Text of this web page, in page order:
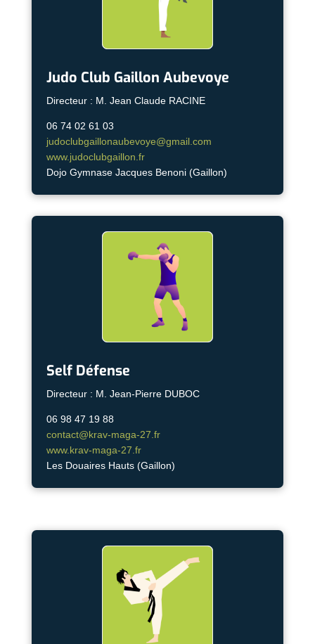
Judo Club Gaillon Aubevoye
Directeur : M. Jean Claude RACINE
06 74 02 61 03
judoclubgaillonaubevoye@gmail.com
www.judoclubgaillon.fr
Dojo Gymnase Jacques Benoni (Gaillon)
Self Défense
Directeur : M. Jean-Pierre DUBOC
06 98 47 19 88
contact@krav-maga-27.fr
www.krav-maga-27.fr
Les Douaires Hauts (Gaillon)